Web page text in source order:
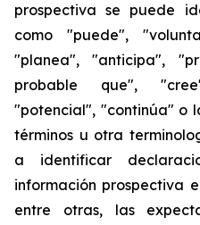
prospectiva se puede
como "puede",
"planea", "anticipa",
probable que",
"potencial", "continúa" o
términos u otra
a identificar
información prospectiva
entre otras, las